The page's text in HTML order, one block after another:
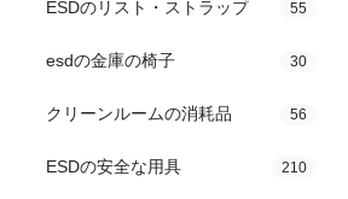
ESDのリスト・ストラップ 55
esdの金庫の椅子 30
クリーンルームの消耗品 56
ESDの安全な用具 210